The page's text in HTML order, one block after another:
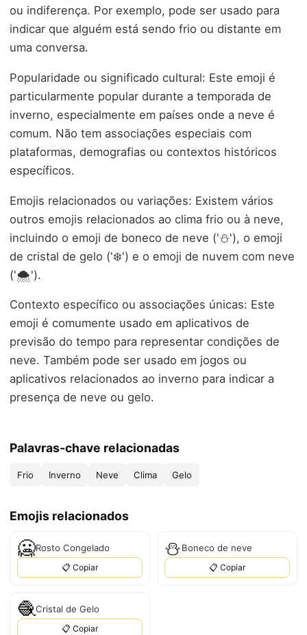
ou indiferença. Por exemplo, pode ser usado para
indicar que alguém está sendo frio ou distante em
uma conversa.
Popularidade ou significado cultural: Este emoji é
particularmente popular durante a temporada de
inverno, especialmente em países onde a neve é
comum. Não tem associações especiais com
plataformas, demografias ou contextos históricos
específicos.
Emojis relacionados ou variações: Existem vários
outros emojis relacionados ao clima frio ou à neve,
incluindo o emoji de boneco de neve ('⛄'), o emoji
de cristal de gelo ('❄️') e o emoji de nuvem com neve
('🌨️').
Contexto específico ou associações únicas: Este
emoji é comumente usado em aplicativos de
previsão do tempo para representar condições de
neve. Também pode ser usado em jogos ou
aplicativos relacionados ao inverno para indicar a
presença de neve ou gelo.
Palavras-chave relacionadas
Frio Inverno Neve Clima Gelo
Emojis relacionados
🥶Rosto Congelado
📋 Copiar
⛄Boneco de neve
📋 Copiar
🧶Cristal de Gelo
📋 Copiar